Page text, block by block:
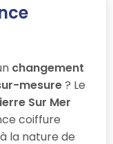
changement
mesure? Le
Sur Mer
coiffure
la nature de